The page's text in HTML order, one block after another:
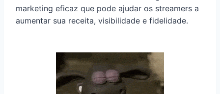
marketing eficaz que pode ajudar os streamers a
aumentar sua receita, visibilidade e fidelidade.